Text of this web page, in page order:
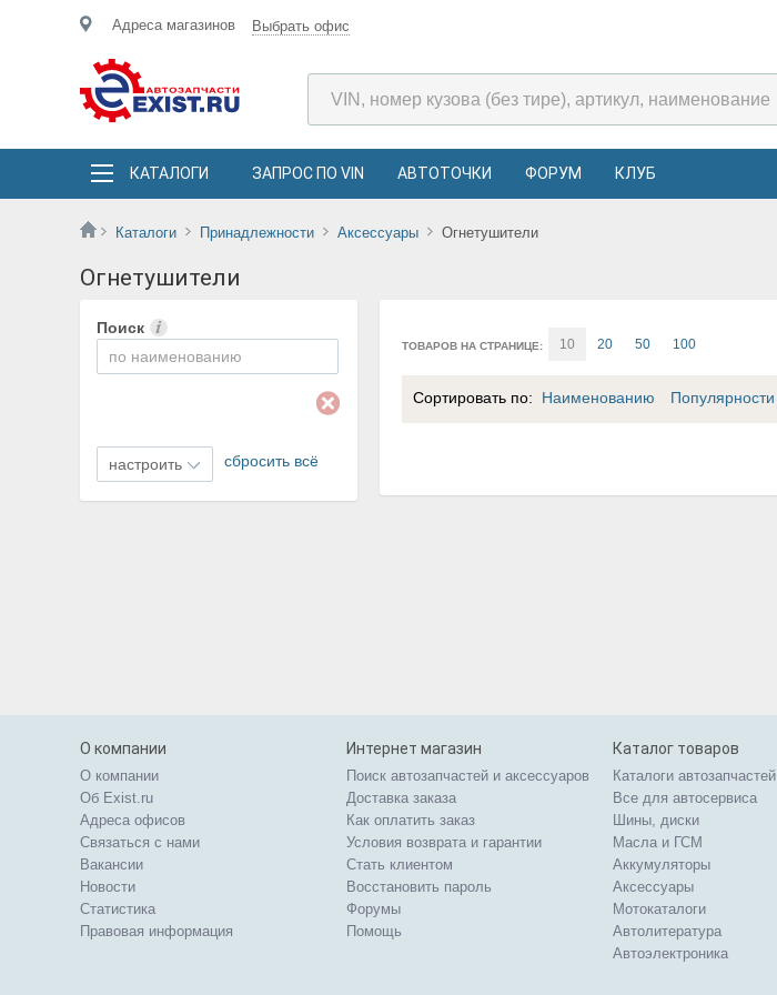
Адреса магазинов Выбрать офис
КАТАЛОГИ ЗАПРОС ПО VIN АВТОТОЧКИ ФОРУМ КЛУБ
Каталоги Принадлежности Аксессуары Огнетушители
Огнетушители
Поиск
настроить сбросить всё
ТОВАРОВ НА СТРАНИЦЕ: 10 20 50 100
Сортировать по: Наименованию Популярности
О компании
О компании
Об Exist.ru
Адреса офисов
Связаться с нами
Вакансии
Новости
Статистика
Правовая информация
Интернет магазин
Поиск автозапчастей и аксессуаров
Доставка заказа
Как оплатить заказ
Условия возврата и гарантии
Стать клиентом
Восстановить пароль
Форумы
Помощь
Каталог товаров
Каталоги автозапчастей
Все для автосервиса
Шины, диски
Масла и ГСМ
Аккумуляторы
Аксессуары
Мотокаталоги
Автолитература
Автоэлектроника